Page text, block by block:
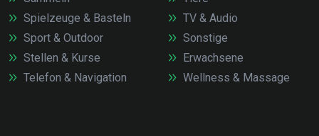
Spielzeuge & Basteln
Sport & Outdoor
Stellen & Kurse
Telefon & Navigation
TV & Audio
Sonstige
Erwachsene
Wellness & Massage